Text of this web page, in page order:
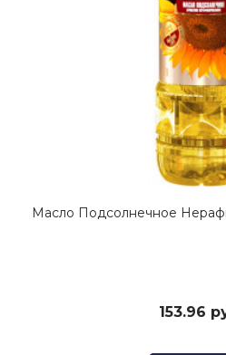
Масло Подсолнечное
153.96